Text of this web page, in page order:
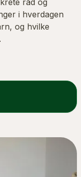
i hverdagen
og hvilke